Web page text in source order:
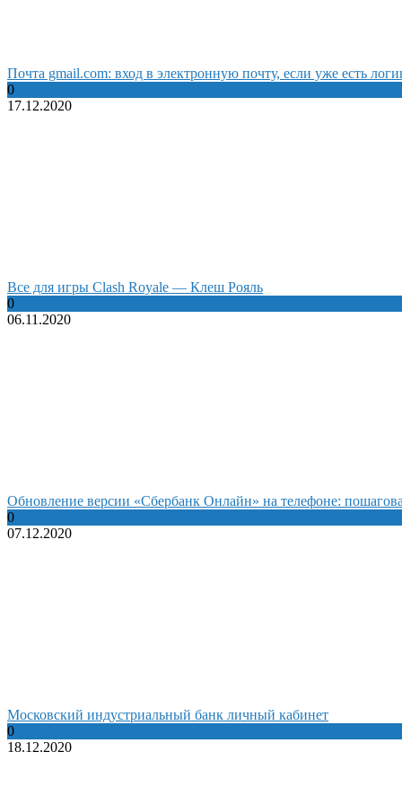
Почта gmail.com: вход в электронную почту, если уже есть
0
17.12.2020
Все для игры Clash Royale — Клеш Рояль
0
06.11.2020
Обновление версии «Сбербанк Онлайн» на телефоне:
0
07.12.2020
Московский индустриальный банк личный кабинет
0
18.12.2020